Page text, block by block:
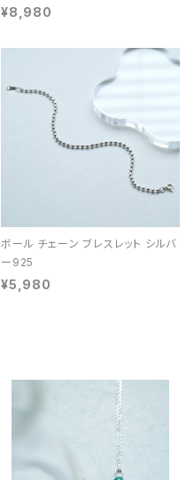
¥8,980
ボール チェーン ブレスレット シルバ
ー925
¥5,980